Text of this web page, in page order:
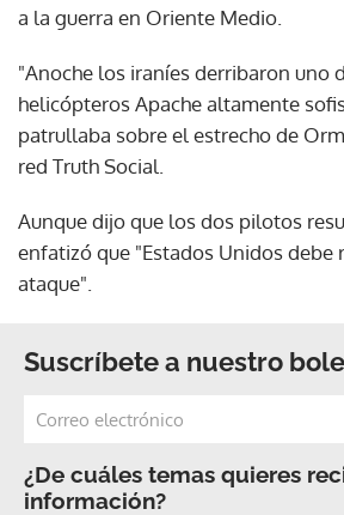
a la guerra en Oriente Medio.
"Anoche los iraníes derribaron uno
helicópteros Apache altamente
patrullaba sobre el estrecho de
red Truth Social.
Aunque dijo que los dos pilotos
enfatizó que "Estados Unidos debe
ataque".
Suscríbete a nuestro
¿De cuáles temas quieres
información?